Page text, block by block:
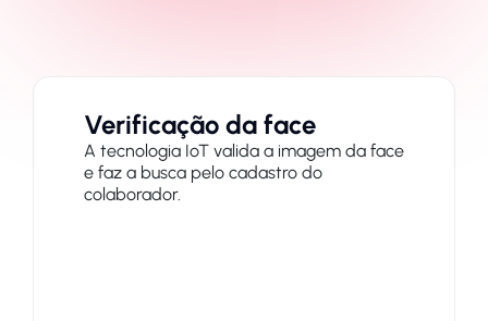
Verificação da face
A tecnologia IoT valida a imagem da face
e faz a busca pelo cadastro do
colaborador.